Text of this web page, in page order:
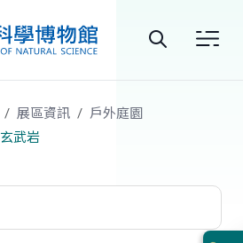
展區資訊
戶外庭園
玄武岩